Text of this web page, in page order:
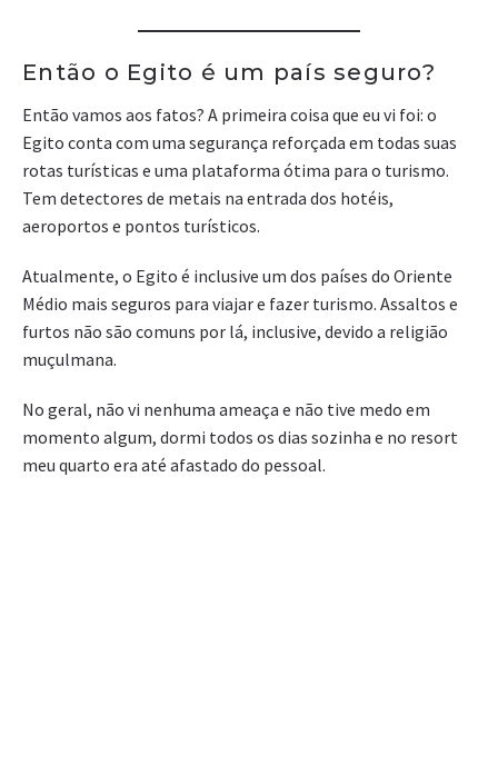
Então o Egito é um país seguro?
Então vamos aos fatos? A primeira coisa que eu vi foi: o
Egito conta com uma segurança reforçada em todas suas
rotas turísticas e uma plataforma ótima para o turismo.
Tem detectores de metais na entrada dos hotéis,
aeroportos e pontos turísticos.
Atualmente, o Egito é inclusive um dos países do Oriente
Médio mais seguros para viajar e fazer turismo. Assaltos e
furtos não são comuns por lá, inclusive, devido a religião
muçulmana.
No geral, não vi nenhuma ameaça e não tive medo em
momento algum, dormi todos os dias sozinha e no resort
meu quarto era até afastado do pessoal.